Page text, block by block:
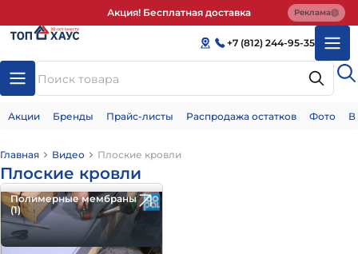
Акция! Бесплатная доставка Реклама
+7 (812) 244-95-35
Акции Бренды Прайс-листы Распродажа остатков Фото
Главная Видео Плоские кровли
Плоские кровли
Полимерные мембраны
(1)